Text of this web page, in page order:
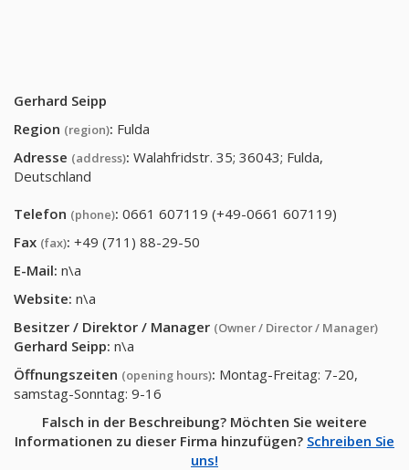
Gerhard Seipp
Region (region): Fulda
Adresse (address): Walahfridstr. 35; 36043; Fulda,
Deutschland
Telefon (phone): 0661 607119 (+49-0661 607119)
Fax (fax): +49 (711) 88-29-50
E-Mail: n\a
Website: n\a
Besitzer / Direktor / Manager (Owner / Director / Manager)
Gerhard Seipp: n\a
Öffnungszeiten (opening hours): Montag-Freitag: 7-20,
samstag-Sonntag: 9-16
Falsch in der Beschreibung? Möchten Sie weitere
Informationen zu dieser Firma hinzufügen? Schreiben Sie
uns!